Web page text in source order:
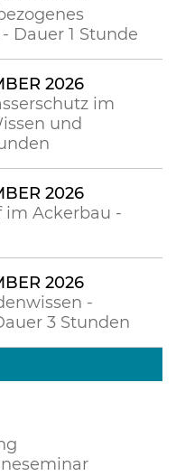
Dauer 1 Stunde
2026
im
und
2026
im Ackerbau -
2026
-
3 Stunden